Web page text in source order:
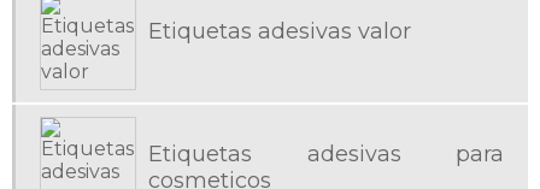
ETIQUETAS ADESIVAS SAO PAULO
ETIQUETAS ADESIVAS SP
ETIQUETAS ADESIVAS VALOR
ETIQUETAS AUTOCOLANTES
Etiquetas adesivas valor
Etiquetas adesivas para
cosmeticos